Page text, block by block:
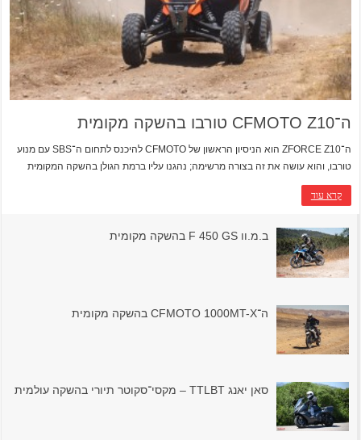
ה־CFMOTO Z10 טורבו בהשקה מקומית
ה־ZFORCE Z10 הוא הניסיון הראשון של CFMOTO להיכנס לתחום ה־SBS עם מנוע
טורבו, והוא עושה את זה בצורה מרשימה; נהגנו עליו ברמת הגולן בהשקה המקומית
קרא עוד
ב.מ.וו F 450 GS בהשקה מקומית
ה־CFMOTO 1000MT-X בהשקה מקומית
סאן יאנג TTLBT – מקסי־סקוטר תיורי בהשקה עולמית